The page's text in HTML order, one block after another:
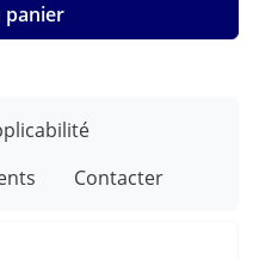
panier
Contacter